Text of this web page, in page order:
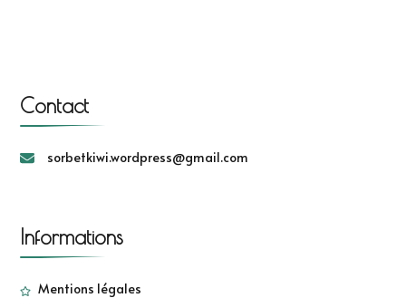
Contact
sorbetkiwi.wordpress@gmail.com
Informations
Mentions légales